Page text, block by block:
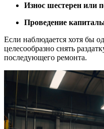
Износ шестерен или
Проведение
Если наблюдается хотя бы
целесообразно снять
последующего ремонта.